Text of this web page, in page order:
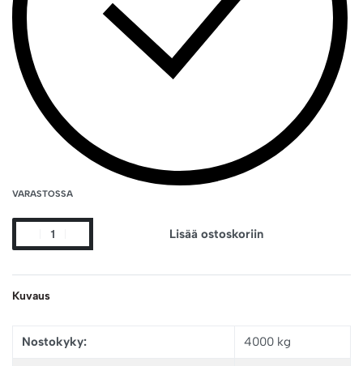
VARASTOSSA
Lisää ostoskoriin
Kuvaus
Nostokyky: 4000 kg